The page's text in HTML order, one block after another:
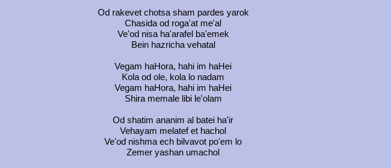
Od rakevet chotsa sham pardes yarok
Chasida od roga'at me'al
Ve'od nisa ha'arafel ba'emek
Bein hazricha vehatal
Vegam haHora, hahi im haHei
Kola od ole, kola lo nadam
Vegam haHora, hahi im haHei
Shira memale libi le'olam
Od shatim ananim al batei ha'ir
Vehayam melatef et hachol
Ve'od nishma ech bilvavot po'em lo
Zemer yashan umachol